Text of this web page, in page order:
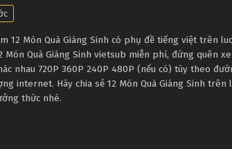
12 Món Quà Giáng Sinh có phụ đề tiếng việt trên
Món Quà Giáng Sinh vietsub miễn phí, đừng quên
nhau 720P 360P 240P 480P (nếu có) tùy theo
internet. Hãy chia sẻ 12 Món Quà Giáng Sinh
thức nhé.